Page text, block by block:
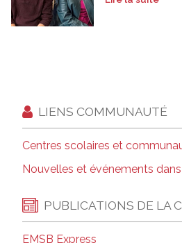
LIENS COMMUNAUTÉ
Centres scolaires et
Nouvelles et événements
PUBLICATIONS DE LA
EMSB Express